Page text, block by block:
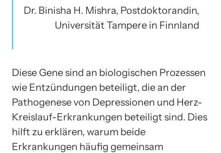
Dr. Binisha H. Mishra, Postdoktorandin,
Universität Tampere in Finnland
Diese Gene sind an biologischen Prozessen
wie Entzündungen beteiligt, die an der
Pathogenese von Depressionen und Herz-
Kreislauf-Erkrankungen beteiligt sind. Dies
hilft zu erklären, warum beide
Erkrankungen häufig gemeinsam